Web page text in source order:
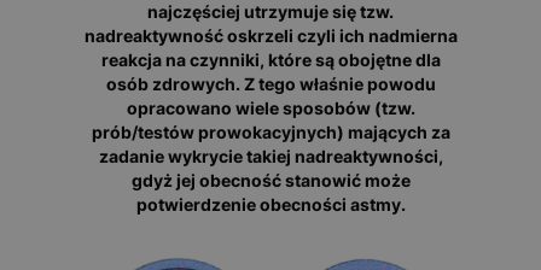
najczęściej utrzymuje się tzw.
nadreaktywność oskrzeli czyli ich nadmierna
reakcja na czynniki, które są obojętne dla
osób zdrowych. Z tego właśnie powodu
opracowano wiele sposobów (tzw.
prób/testów prowokacyjnych) mających za
zadanie wykrycie takiej nadreaktywności,
gdyż jej obecność stanowić może
potwierdzenie obecności astmy.